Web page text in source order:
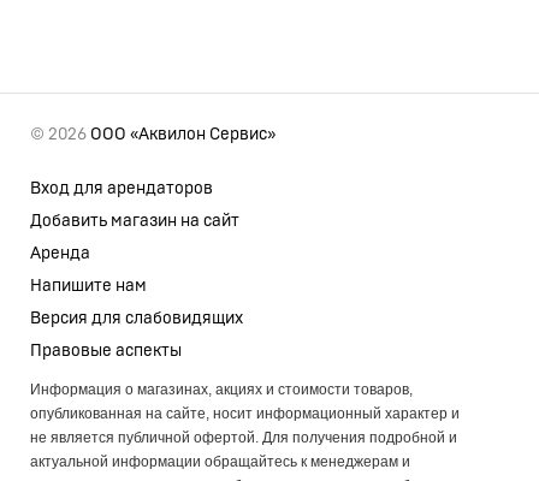
© 2026 ООО «Аквилон Сервис»
Вход для арендаторов
Добавить магазин на сайт
Аренда
Напишите нам
Версия для слабовидящих
Правовые аспекты
Информация о магазинах, акциях и стоимости товаров,
опубликованная на сайте, носит информационный характер и
не является публичной офертой. Для получения подробной и
актуальной информации обращайтесь к менеджерам и